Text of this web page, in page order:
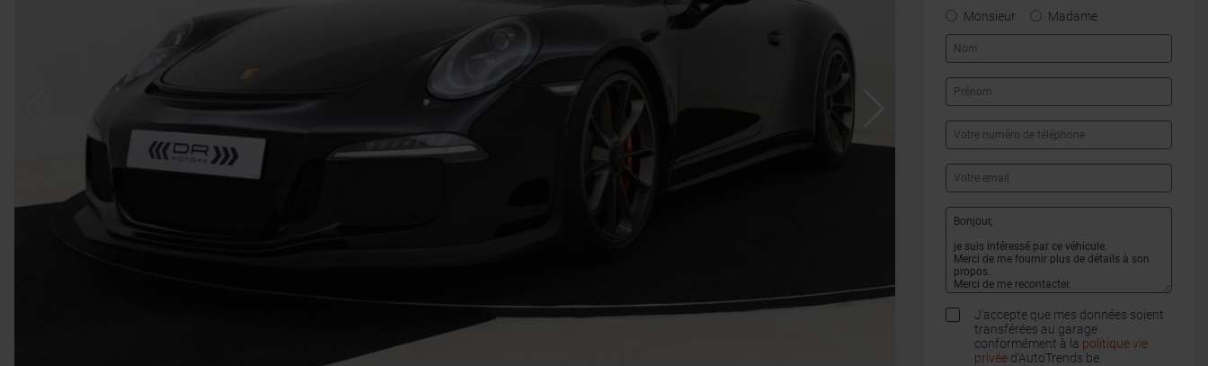
Monsieur Madame
J'accepte que mes données soient
transférées au garage
conformément à la politique vie
privée d’AutoTrends.be.